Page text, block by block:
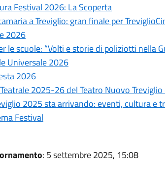
Festival 2026: La Scoperta
a Treviglio: gran finale per
2026
le scuole: “Volti e storie di poliziotti nella
Universale 2026
2026
2025-26 del Teatro Nuovo
2025 sta arrivando: eventi, cultura e
Festival
: 5 settembre 2025, 15:08